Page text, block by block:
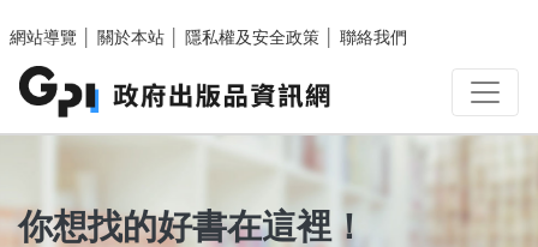
網站導覽
關於本站 隱私權及安全政策 聯絡我們
你想找的好書在這裡！